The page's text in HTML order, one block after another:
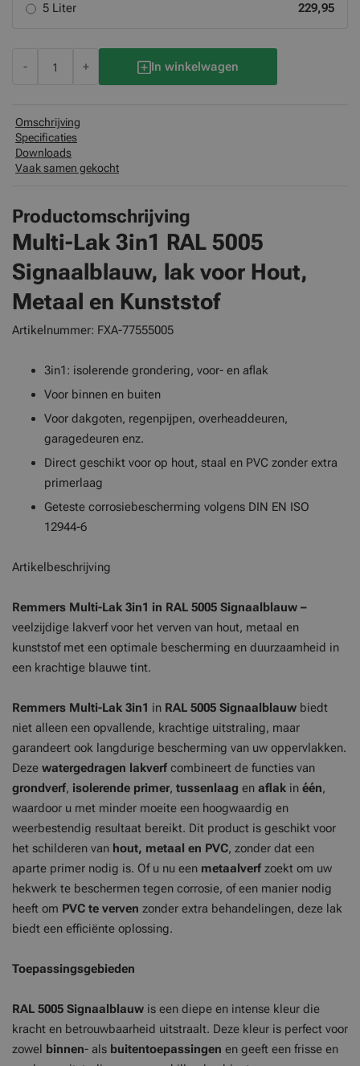
5 Liter 229,95
- + In winkelwagen
Omschrijving
Specificaties
Downloads
Vaak samen gekocht
Productomschrijving
Multi-Lak 3in1 RAL 5005
Signaalblauw, lak voor Hout,
Metaal en Kunststof
Artikelnummer: FXA-77555005
3in1: isolerende grondering, voor- en aflak
Voor binnen en buiten
Voor dakgoten, regenpijpen, overheaddeuren,
garagedeuren enz.
Direct geschikt voor op hout, staal en PVC zonder extra
primerlaag
Geteste corrosiebescherming volgens DIN EN ISO
12944-6
Artikelbeschrijving
Remmers Multi-Lak 3in1 in RAL 5005 Signaalblauw –
veelzijdige lakverf voor het verven van hout, metaal en
kunststof met een optimale bescherming en duurzaamheid in
een krachtige blauwe tint.
Remmers Multi-Lak 3in1 in RAL 5005 Signaalblauw biedt
niet alleen een opvallende, krachtige uitstraling, maar
garandeert ook langdurige bescherming van uw oppervlakken.
Deze watergedragen lakverf combineert de functies van
grondverf, isolerende primer, tussenlaag en aflak in één,
waardoor u met minder moeite een hoogwaardig en
weerbestendig resultaat bereikt. Dit product is geschikt voor
het schilderen van hout, metaal en PVC, zonder dat een
aparte primer nodig is. Of u nu een metaalverf zoekt om uw
hekwerk te beschermen tegen corrosie, of een manier nodig
heeft om PVC te verven zonder extra behandelingen, deze lak
biedt een efficiënte oplossing.
Toepassingsgebieden
RAL 5005 Signaalblauw is een diepe en intense kleur die
kracht en betrouwbaarheid uitstraalt. Deze kleur is perfect voor
zowel binnen- als buitentoepassingen en geeft een frisse en